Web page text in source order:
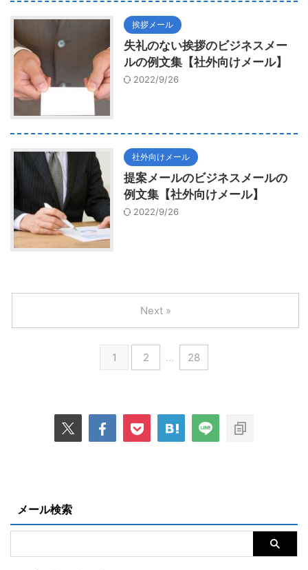
挨拶メール
失礼のない挨拶のビジネスメー
ルの例文集【社外向けメール】
2022/9/26
社外向けメール
提案メールのビジネスメールの
例文集【社外向けメール】
2022/9/26
1 2 … 28
Next »
メール検索